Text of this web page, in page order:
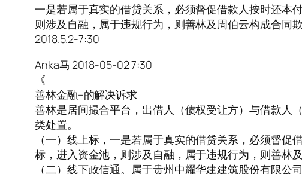
一是若属于真实的借贷关系，必须督促借款人按时还本
则涉及自融，属于违规行为，则善林及周伯云构成合同
2018.5.2-7:30
Anka马 2018-05-02 7:30
《
善林金融–的解决诉求
善林是居间撮合平台，出借人（债权受让方）与借款人
类处置。
（一）线上标，一是若属于真实的借贷关系，必须督
标，进入资金池，则涉及自融，属于违规行为，则善林
（二）线下政信通。属于贵州中耀华建建筑股份有限